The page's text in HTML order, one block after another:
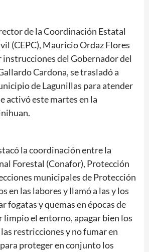
de la Coordinación Estatal
(CEPC), Mauricio Ordaz Flores
del Gobernador del
Cardona, se trasladó a
de Lagunillas para atender
activó este martes en la
la coordinación entre la
Forestal (Conafor), Protección
municipales de Protección
en las labores y llamó a las y los
fogatas y quemas en épocas de
limpio el entorno, apagar bien los
restricciones y no fumar en
proteger en conjunto los